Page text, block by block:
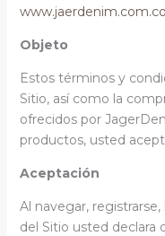
www.jaerdenim.com.co
Objeto
Estos términos y
Sitio, así como la
ofrecidos por
productos, usted
Aceptación
Al navegar,
del Sitio usted declara